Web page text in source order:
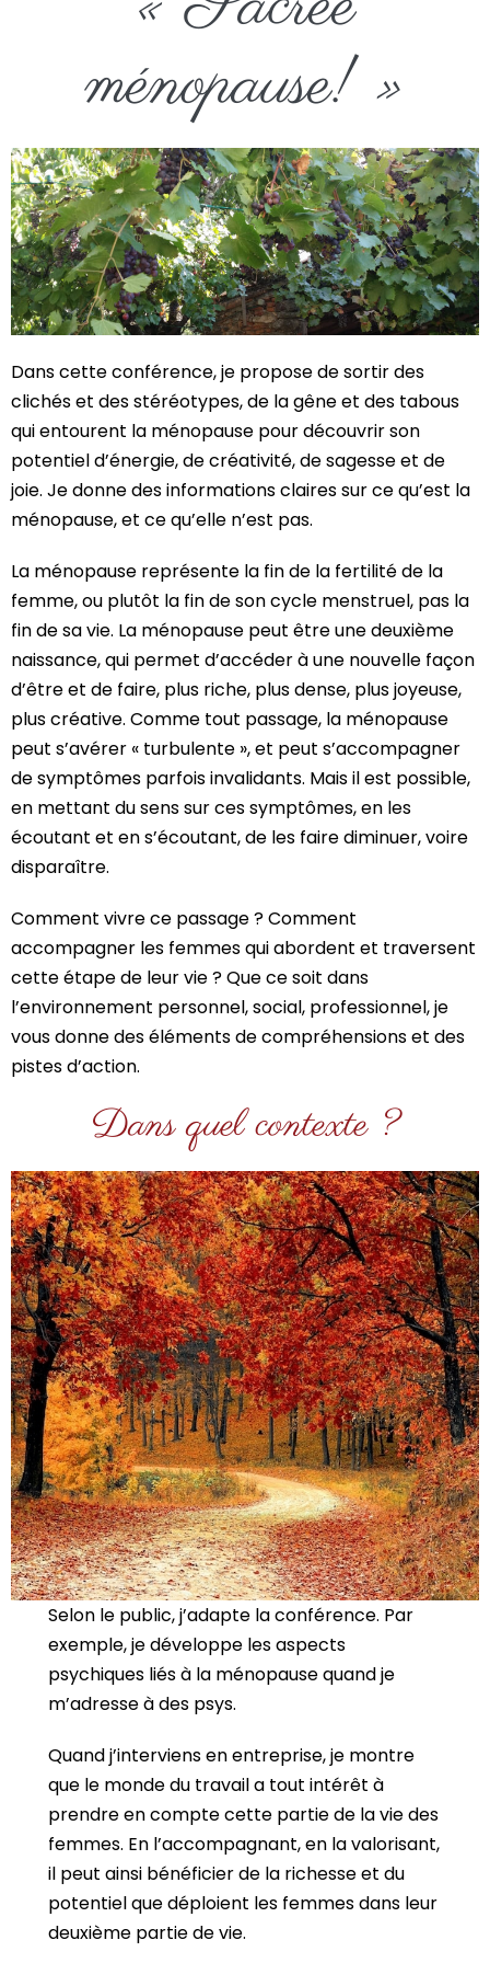
ménopause! »
Dans cette conférence, je propose de sortir des
clichés et des stéréotypes, de la gêne et des tabous
qui entourent la ménopause pour découvrir son
potentiel d’énergie, de créativité, de sagesse et de
joie. Je donne des informations claires sur ce qu’est la
ménopause, et ce qu’elle n’est pas.
La ménopause représente la fin de la fertilité de la
femme, ou plutôt la fin de son cycle menstruel, pas la
fin de sa vie. La ménopause peut être une deuxième
naissance, qui permet d’accéder à une nouvelle façon
d’être et de faire, plus riche, plus dense, plus joyeuse,
plus créative. Comme tout passage, la ménopause
peut s’avérer « turbulente », et peut s’accompagner
de symptômes parfois invalidants. Mais il est possible,
en mettant du sens sur ces symptômes, en les
écoutant et en s’écoutant, de les faire diminuer, voire
disparaître.
Comment vivre ce passage ? Comment
accompagner les femmes qui abordent et traversent
cette étape de leur vie ? Que ce soit dans
l’environnement personnel, social, professionnel, je
vous donne des éléments de compréhensions et des
pistes d’action.
Dans quel contexte ?
Selon le public, j’adapte la conférence. Par
exemple, je développe les aspects
psychiques liés à la ménopause quand je
m’adresse à des psys.
Quand j’interviens en entreprise, je montre
que le monde du travail a tout intérêt à
prendre en compte cette partie de la vie des
femmes. En l’accompagnant, en la valorisant,
il peut ainsi bénéficier de la richesse et du
potentiel que déploient les femmes dans leur
deuxième partie de vie.